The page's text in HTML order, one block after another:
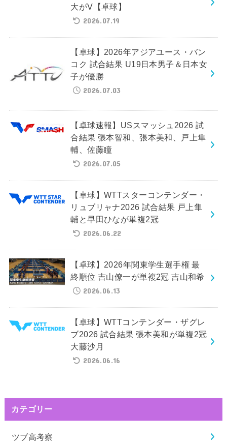
大がV【卓球】
2026.07.19
【卓球】2026年アジアユース・バン
コク 試合結果 U19日本男子＆日本女
子が優勝
2026.07.03
【卓球速報】USスマッシュ2026 試
合結果 張本智和、張本美和、戸上隼
輔、佐藤瞳
2026.07.05
【卓球】WTTスターコンテンダー・
リュブリャナ2026 試合結果 戸上隼
輔と早田ひなが単複2冠
2026.06.22
【卓球】2026年関東学生選手権 最
終順位 吉山僚一が単複2冠 吉山和希
2026.06.13
【卓球】WTTコンテンダー・ザグレ
ブ2026 試合結果 張本美和が単複2冠
大藤沙月
2026.06.16
カテゴリー
ツブ高考察